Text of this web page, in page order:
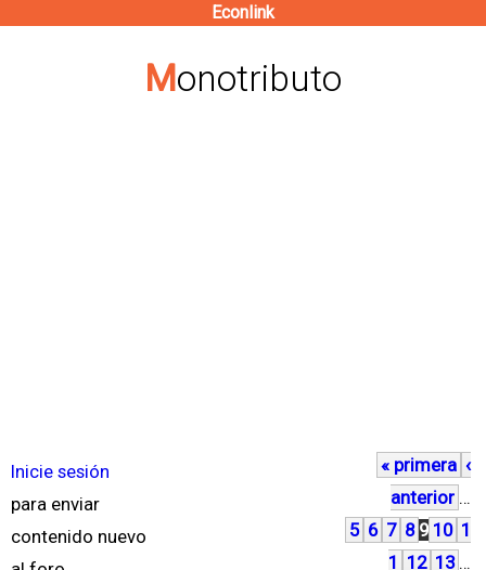
contenido
Econlink
Monotributo
Inicie sesión
para enviar
contenido nuevo
P
á
g
« primera ‹
anterior …
5 6 7 8 9 10 1
1 12 13 …